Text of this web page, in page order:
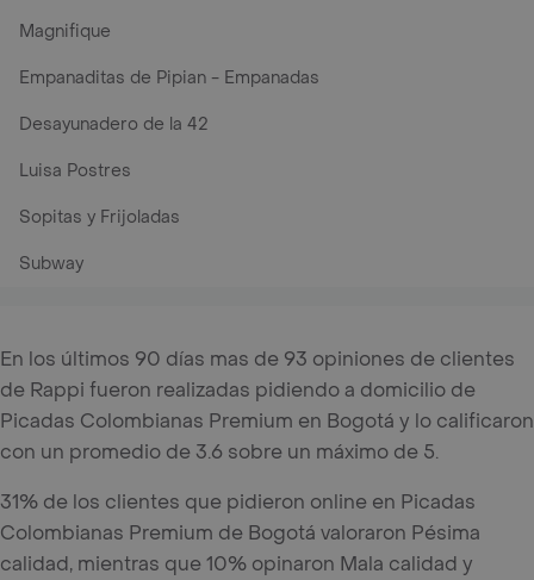
Magnifique
Empanaditas de Pipian - Empanadas
Desayunadero de la 42
Luisa Postres
Sopitas y Frijoladas
Subway
En los últimos 90 días mas de 93 opiniones de clientes
de Rappi fueron realizadas pidiendo a domicilio de
Picadas Colombianas Premium en Bogotá y lo calificaron
con un promedio de 3.6 sobre un máximo de 5.
31% de los clientes que pidieron online en Picadas
Colombianas Premium de Bogotá valoraron Pésima
calidad, mientras que 10% opinaron Mala calidad y